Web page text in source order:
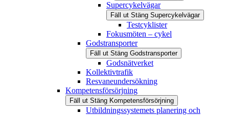
Supercykelvägar
Fäll ut Stäng Supercykelvägar
Testcyklister
Fokusmöten – cykel
Godstransporter
Fäll ut Stäng Godstransporter
Godsnätverket
Kollektivtrafik
Resvaneundersökning
Kompetensförsörjning
Fäll ut Stäng Kompetensförsörjning
Utbildningssystemets planering och